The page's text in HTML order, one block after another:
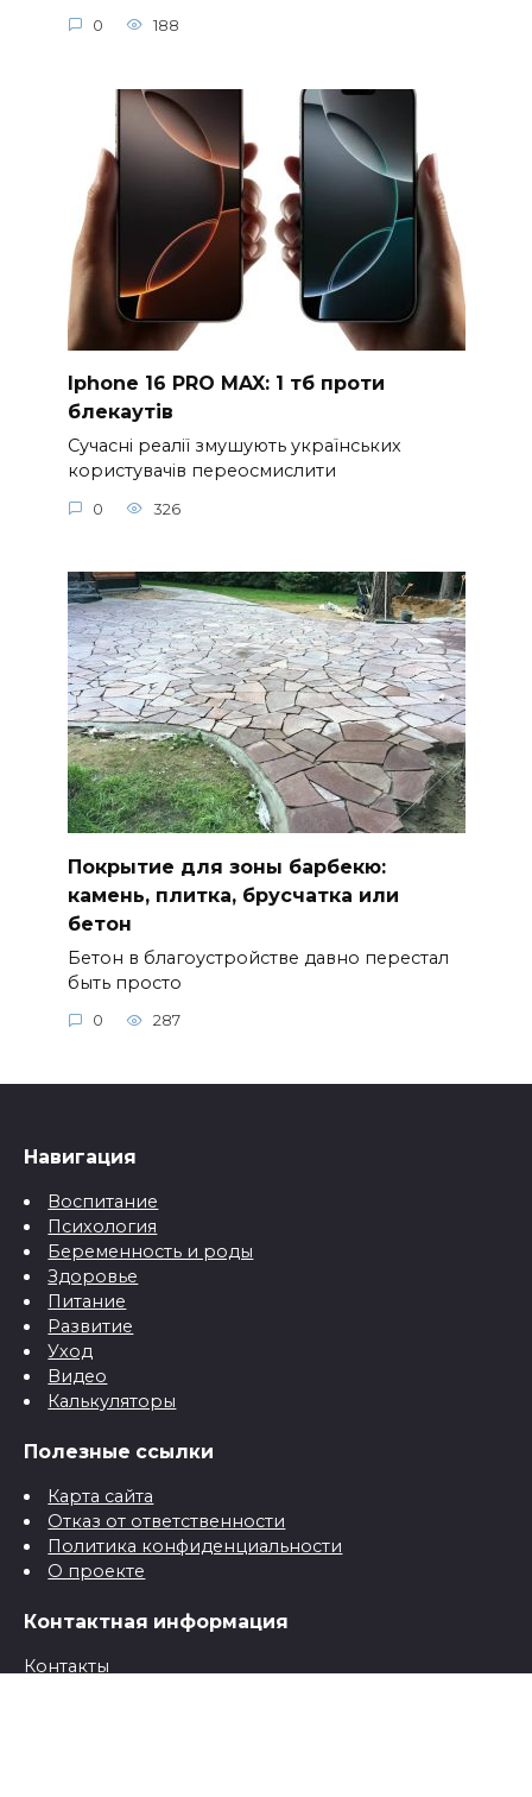
0 188
Iphone 16 PRO MAX: 1 тб проти
блекаутів
Сучасні реалії змушують українських
користувачів переосмислити
0 326
Покрытие для зоны барбекю:
камень, плитка, брусчатка или
бетон
Бетон в благоустройстве давно перестал
быть просто
0 287
Навигация
Воспитание
Психология
Беременность и роды
Здоровье
Питание
Развитие
Уход
Видео
Калькуляторы
Полезные ссылки
Карта сайта
Отказ от ответственности
Политика конфиденциальности
О проекте
Контактная информация
Контакты